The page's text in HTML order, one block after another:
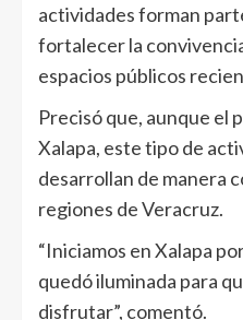
actividades forman
fortalecer la
espacios públicos
Precisó que, aunque el
Xalapa, este tipo de
desarrollan de manera
regiones de Veracruz.
“Iniciamos en Xalapa
quedó iluminada para
disfrutar”, comentó.